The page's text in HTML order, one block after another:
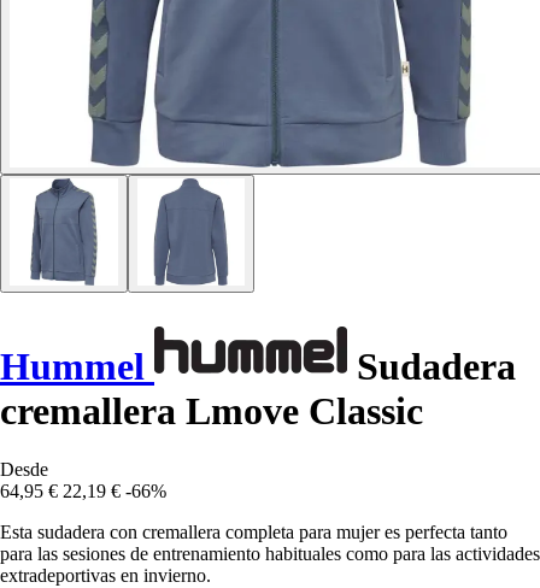
Hummel
Sudadera
cremallera Lmove Classic
Desde
64,95 € 22,19 € -66%
Esta sudadera con cremallera completa para mujer es perfecta tanto
para las sesiones de entrenamiento habituales como para las actividades
extradeportivas en invierno.